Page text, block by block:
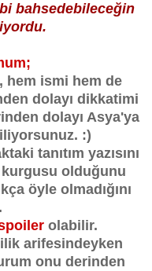
bahsedebileceğin
hem ismi hem de
dolayı dikkatimi
dolayı Asya'ya
:)
tanıtım yazısını
olduğunu
öyle olmadığını
olabilir.
arifesindeyken
onu derinden